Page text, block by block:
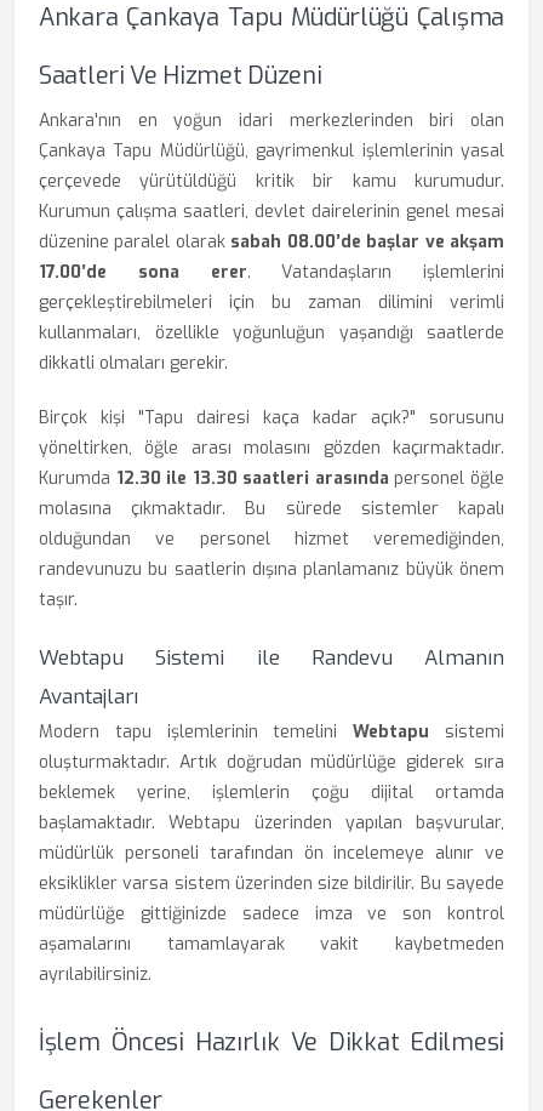
Ankara Çankaya Tapu Müdürlüğü Çalışma
Saatleri Ve Hizmet Düzeni
Ankara'nın en yoğun idari merkezlerinden biri olan
Çankaya Tapu Müdürlüğü, gayrimenkul işlemlerinin yasal
çerçevede yürütüldüğü kritik bir kamu kurumudur.
Kurumun çalışma saatleri, devlet dairelerinin genel mesai
düzenine paralel olarak sabah 08.00’de başlar ve akşam
17.00’de sona erer. Vatandaşların işlemlerini
gerçekleştirebilmeleri için bu zaman dilimini verimli
kullanmaları, özellikle yoğunluğun yaşandığı saatlerde
dikkatli olmaları gerekir.
Birçok kişi "Tapu dairesi kaça kadar açık?" sorusunu
yöneltirken, öğle arası molasını gözden kaçırmaktadır.
Kurumda 12.30 ile 13.30 saatleri arasında personel öğle
molasına çıkmaktadır. Bu sürede sistemler kapalı
olduğundan ve personel hizmet veremediğinden,
randevunuzu bu saatlerin dışına planlamanız büyük önem
taşır.
Webtapu Sistemi ile Randevu Almanın
Avantajları
Modern tapu işlemlerinin temeliniWebtapu sistemi
oluşturmaktadır. Artık doğrudan müdürlüğe giderek sıra
beklemek yerine, işlemlerin çoğu dijital ortamda
başlamaktadır. Webtapu üzerinden yapılan başvurular,
müdürlük personeli tarafından ön incelemeye alınır ve
eksiklikler varsa sistem üzerinden size bildirilir. Bu sayede
müdürlüğe gittiğinizde sadece imza ve son kontrol
aşamalarını tamamlayarak vakit kaybetmeden
ayrılabilirsiniz.
İşlem Öncesi Hazırlık Ve Dikkat Edilmesi
Gerekenler